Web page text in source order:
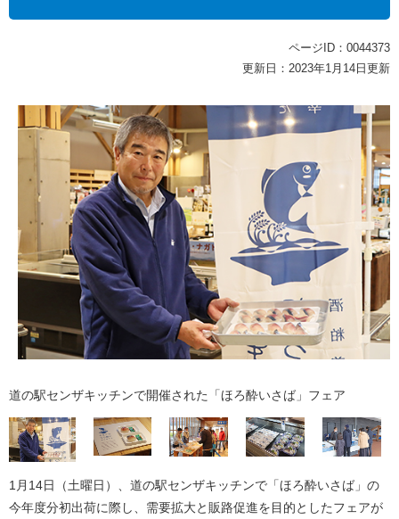
ページID：0044373
更新日：2023年1月14日更新
道の駅センザキッチンで開催された「ほろ酔いさば」フェア
1月14日（土曜日）、道の駅センザキッチンで「ほろ酔いさば」の
今年度分初出荷に際し、需要拡大と販路促進を目的としたフェアが